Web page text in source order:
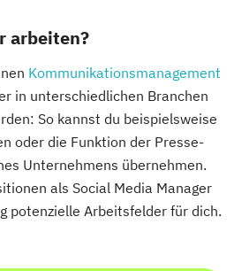
arbeiten?
Kommunikationsmanagement
in unterschiedlichen Branchen
So kannst du beispielsweise
oder die Funktion der Presse-
Unternehmens übernehmen.
als Social Media Manager
potenzielle Arbeitsfelder für dich.